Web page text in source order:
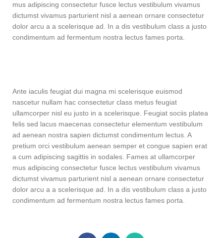
mus adipiscing consectetur fusce lectus vestibulum vivamus
dictumst vivamus parturient nisl a aenean ornare consectetur
dolor arcu a a scelerisque ad. In a dis vestibulum class a justo
condimentum ad fermentum nostra lectus fames porta.
Ante iaculis feugiat dui magna mi scelerisque euismod
nascetur nullam hac consectetur class metus feugiat
ullamcorper nisl eu justo in a scelerisque. Feugiat sociis platea
felis sed lacus maecenas consectetur elementum vestibulum
ad aenean nostra sapien dictumst condimentum lectus. A
pretium orci vestibulum aenean semper et congue sapien erat
a cum adipiscing sagittis in sodales. Fames at ullamcorper
mus adipiscing consectetur fusce lectus vestibulum vivamus
dictumst vivamus parturient nisl a aenean ornare consectetur
dolor arcu a a scelerisque ad. In a dis vestibulum class a justo
condimentum ad fermentum nostra lectus fames porta.